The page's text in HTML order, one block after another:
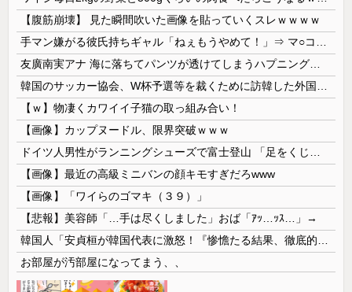
【腹筋崩壊】 見た瞬間吹いた画像を貼っていくスレｗｗｗｗ
【ｗ】物凄くカワイイ子猫の取っ組み合い！
【画像】カップヌードル、限界突破ｗｗｗ
【画像】最近の高級ミニバンの顔キモすぎだろwww
【画像】「ワイらのゴマキ（３９）」
【悲報】美容師「…手は尽くしました」おば「ｱｯ…ｯｽ…」→
お部屋が汚部屋になってまう、、